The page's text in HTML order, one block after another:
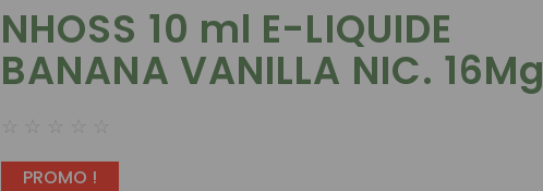
NHOSS 10 ml E-LIQUIDE
BANANA VANILLA NIC. 16Mg
☆ ☆ ☆ ☆ ☆
PROMO !